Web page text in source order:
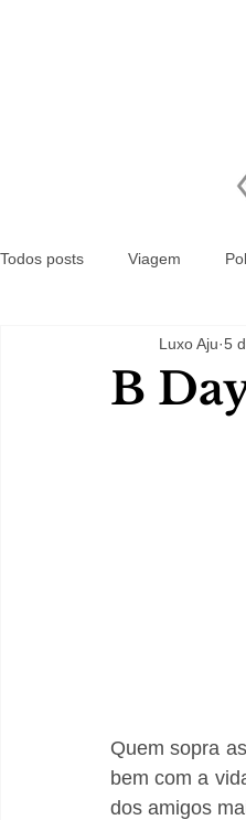
Todos posts Viagem
B
Luxo Aju 5
Quem sopra
bem com a
dos amigos